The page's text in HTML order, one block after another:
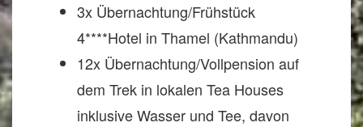
3x Übernachtung/Frühstück
4****Hotel in Thamel (Kathmandu)
12x Übernachtung/Vollpension auf
dem Trek in lokalen Tea Houses
inklusive Wasser und Tee, davon